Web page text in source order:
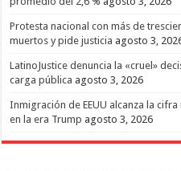
Protesta nacional con más de
muertos y pide justicia agosto 3,
LatinoJustice denuncia la «cruel»
carga pública agosto 3, 2026
Inmigración de EEUU alcanza la
en la era Trump agosto 3, 2026